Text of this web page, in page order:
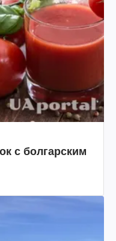
с болгарским